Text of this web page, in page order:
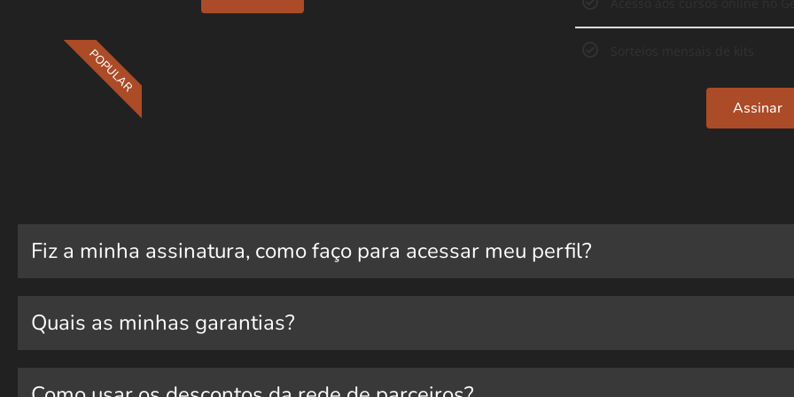
POPULAR
Assinar
Fiz a minha assinatura, como faço para acessar meu perfil?
Quais as minhas garantias?